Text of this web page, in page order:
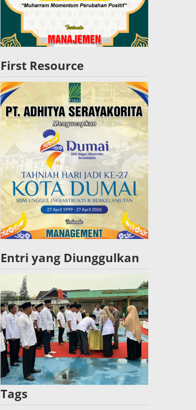
First Resource
Entri yang Diunggulkan
Tags